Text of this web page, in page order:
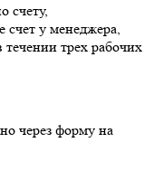
счету,
счет у менеджера,
течении трех рабочих
через форму на